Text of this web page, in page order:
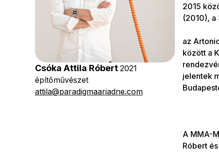
Csóka Attila Róbert 2021
építőművészet
attila@paradigmaariadne.com
2015
(2010), a
az
között a
jelentek
A MMA-
Róbert